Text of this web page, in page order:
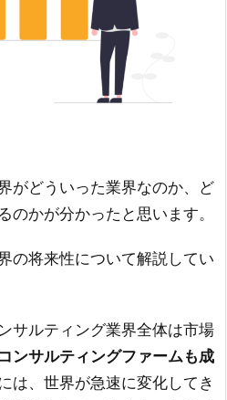
がどういった業界なのか、ど
のかが分かったと思います。
の将来性について解説してい
サルティング業界全体は市場
ンサルティングファームも成
は、世界が急速に変化してき